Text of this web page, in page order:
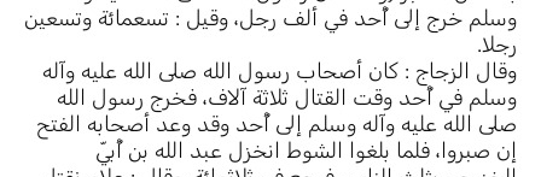
وسلم خرج إلى أُحد في ألف رجل، وقيل : تسعمائة وتسعين
رجلا.
وقال الزجاج : كان أصحاب رسول الله صلى الله عليه وآله
وسلم في أُحد وقت القتال ثلاثة آلاف، فخرج رسول الله
صلى الله عليه وآله وسلم إلى أُحد وقد وعد أصحابه الفتح
إن صبروا، فلما بلغوا الشوط انخزل عبد الله بن أُبيّ